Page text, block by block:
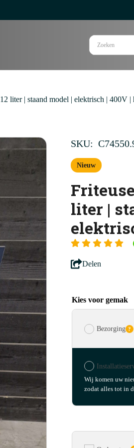
liter | staand model | elektrisch | 400V |
SKU:
Nieuw
liter |
Delen
Kies voor gemak
Bezorging ?
Wij komen uw
zodat alles tot in